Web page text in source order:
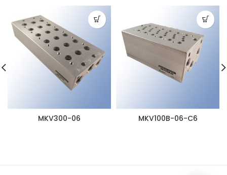
MKV300-06 MKV100B-06-C6